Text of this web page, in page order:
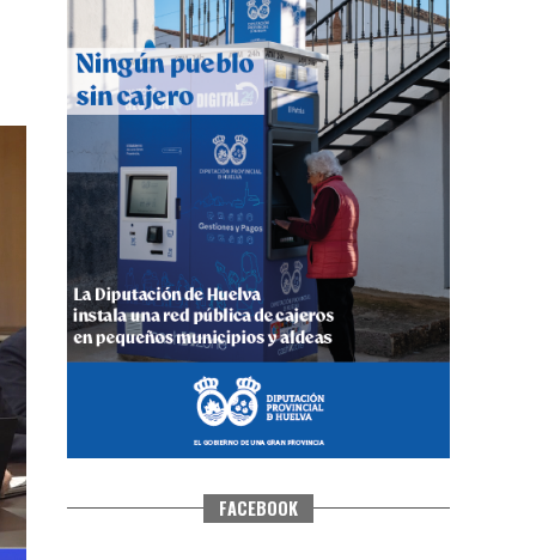
·Huelvatv
CUARTA CORRIDA DE LAS FIESTAS
COLOMBINAS 2026
hace 6 días· Huelvatv
FACEBOOK